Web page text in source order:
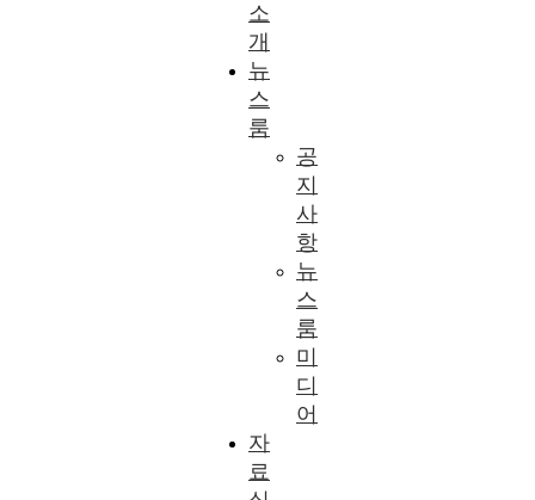
소
개
뉴
스
룸
공
지
사
항
뉴
스
룸
미
디
어
자
료